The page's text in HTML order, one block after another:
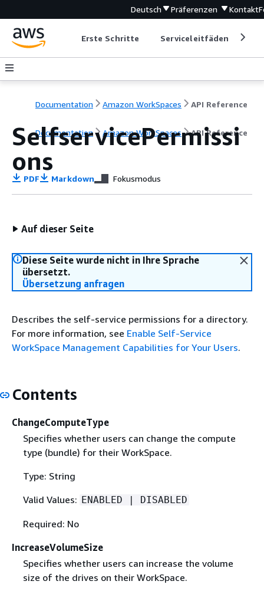
Deutsch Präferenzen Kontakt
Erste Schritte Serviceleitfäden
Documentation Amazon WorkSpaces API Reference
Documentation Amazon WorkSpaces API Reference
SelfservicePermissi
ons
PDF Markdown Fokusmodus
Auf dieser Seite
Diese Seite wurde nicht in Ihre Sprache
übersetzt.
Übersetzung anfragen
Describes the self-service permissions for a directory.
For more information, see Enable Self-Service
WorkSpace Management Capabilities for Your Users.
Contents
ChangeComputeType
Specifies whether users can change the compute
type (bundle) for their WorkSpace.
Type: String
Valid Values: ENABLED | DISABLED
Required: No
IncreaseVolumeSize
Specifies whether users can increase the volume
size of the drives on their WorkSpace.